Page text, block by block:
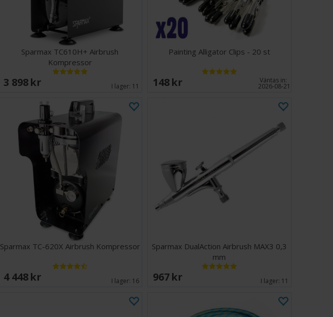
Sparmax TC610H+ Airbrush
Kompressor
3 898 SEK I lager: 11
Painting Alligator Clips - 20 st
148 SEK Väntas in:
2026-08-21
Sparmax TC-620X Airbrush Kompressor
4 448 SEK I lager: 16
Sparmax DualAction Airbrush MAX3 0,3
mm
967 SEK I lager: 11